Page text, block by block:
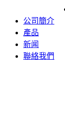
公司簡介
產品
新闻
聯絡我們